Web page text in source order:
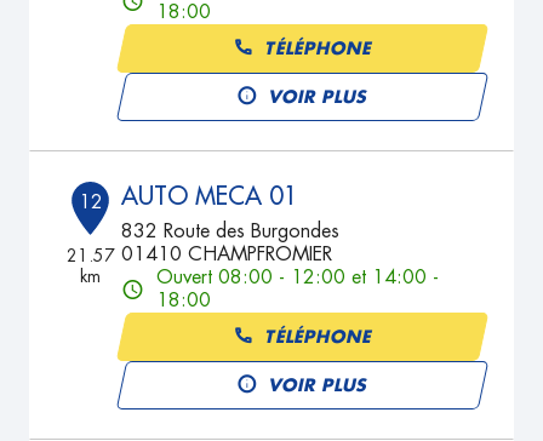
18:00
TÉLÉPHONE
VOIR PLUS
12
21.57
km
AUTO MECA 01
832 Route des Burgondes
01410 CHAMPFROMIER
Ouvert 08:00 - 12:00 et 14:00 -
18:00
TÉLÉPHONE
VOIR PLUS